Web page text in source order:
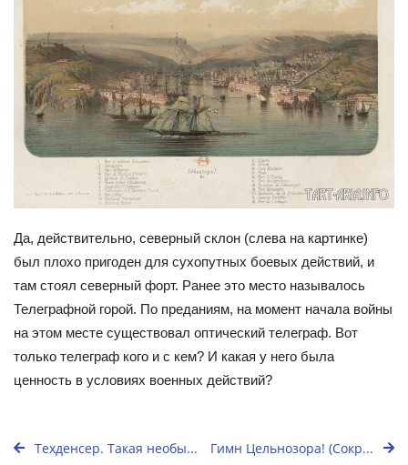
Да, действительно, северный склон (слева на картинке)
был плохо пригоден для сухопутных боевых действий, и
там стоял северный форт. Ранее это место называлось
Телеграфной горой. По преданиям, на момент начала войны
на этом месте существовал оптический телеграф. Вот
только телеграф кого и с кем? И какая у него была
ценность в условиях военных действий?
Техденсер. Такая необы... Гимн Цельнозора! (Сокр...